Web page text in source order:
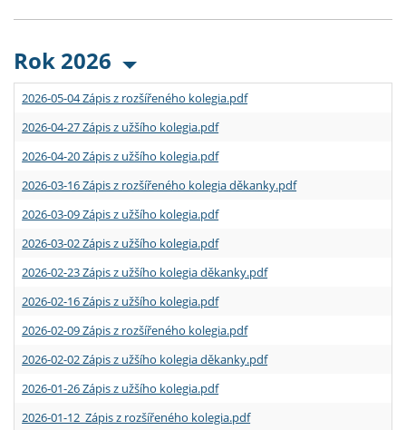
Rok 2026
2026-05-04 Zápis z rozšířeného kolegia.pdf
2026-04-27 Zápis z užšího kolegia.pdf
2026-04-20 Zápis z užšího kolegia.pdf
2026-03-16 Zápis z rozšířeného kolegia děkanky.pdf
2026-03-09 Zápis z užšího kolegia.pdf
2026-03-02 Zápis z užšího kolegia.pdf
2026-02-23 Zápis z užšího kolegia děkanky.pdf
2026-02-16 Zápis z užšího kolegia.pdf
2026-02-09 Zápis z rozšířeného kolegia.pdf
2026-02-02 Zápis z užšího kolegia děkanky.pdf
2026-01-26 Zápis z užšího kolegia.pdf
2026-01-12 Zápis z rozšířeného kolegia.pdf